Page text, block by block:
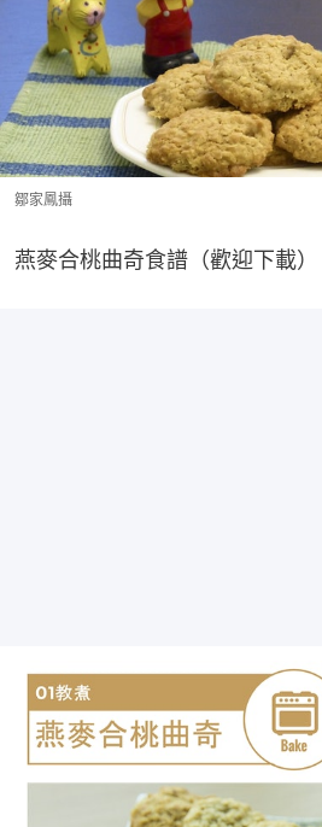
鄒家鳳攝
燕麥合桃曲奇食譜（歡迎下載）